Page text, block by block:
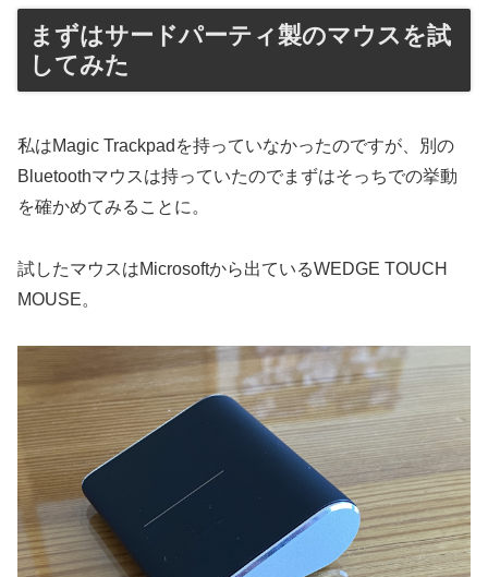
まずはサードパーティ製のマウスを試
してみた
私はMagic Trackpadを持っていなかったのですが、別の
Bluetoothマウスは持っていたのでまずはそっちでの挙動
を確かめてみることに。
試したマウスはMicrosoftから出ているWEDGE TOUCH
MOUSE。